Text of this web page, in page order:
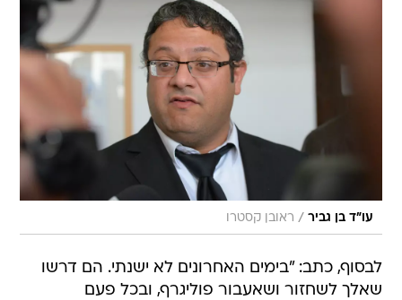
עו"ד בן גביר / ראובן קסטרו
לבסוף, כתב: "בימים האחרונים לא ישנתי. הם דרשו
שאלך לשחזור ושאעבור פוליגרף, ובכל פעם